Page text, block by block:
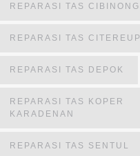
REPARASI TAS CIBINONG
REPARASI TAS CITEREUP
REPARASI TAS DEPOK
REPARASI TAS KOPER
KARADENAN
REPARASI TAS SENTUL